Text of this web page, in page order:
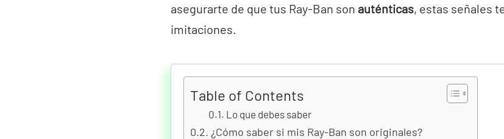
asegurarte de que tus Ray-Ban son auténticas, estas señales
imitaciones.
Table of Contents
Lo que debes saber
¿Cómo saber si mis Ray-Ban son originales?